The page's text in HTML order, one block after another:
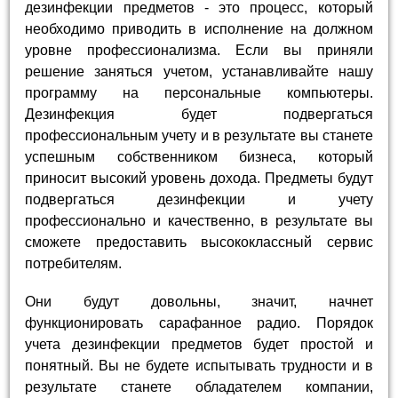
дезинфекции предметов - это процесс, который
необходимо приводить в исполнение на должном
уровне профессионализма. Если вы приняли
решение заняться учетом, устанавливайте нашу
программу на персональные компьютеры.
Дезинфекция будет подвергаться
профессиональным учету и в результате вы станете
успешным собственником бизнеса, который
приносит высокий уровень дохода. Предметы будут
подвергаться дезинфекции и учету
профессионально и качественно, в результате вы
сможете предоставить высококлассный сервис
потребителям.
Они будут довольны, значит, начнет
функционировать сарафанное радио. Порядок
учета дезинфекции предметов будет простой и
понятный. Вы не будете испытывать трудности и в
результате станете обладателем компании,